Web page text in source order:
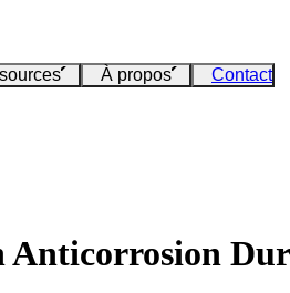
À propos Contact